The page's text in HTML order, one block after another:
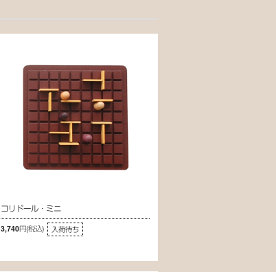
コリドール・ミニ
3,740円(税込) 入荷待ち